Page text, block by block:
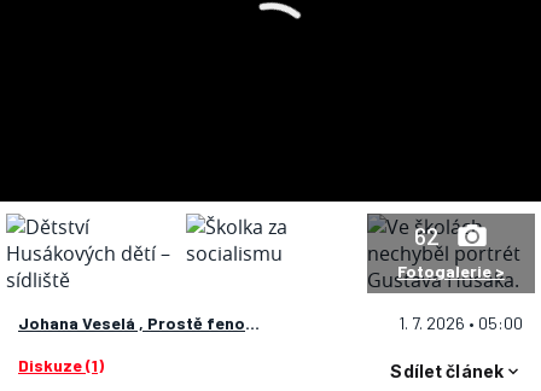
62
Fotogalerie >
Johana Veselá , Prostě fenomén 1. 7. 2026 • 05:00
Diskuze (1) Sdílet článek